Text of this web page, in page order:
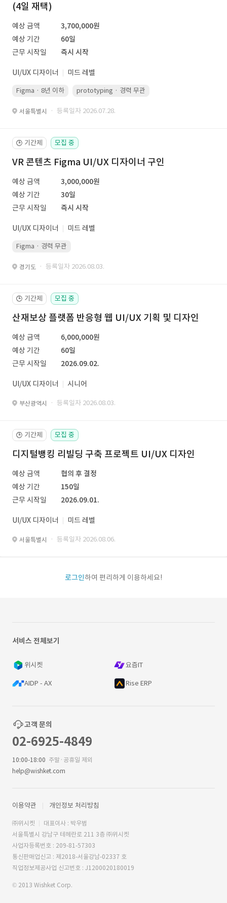
(4일 재택)
예상 금액
3,700,000원
예상 기간
60일
근무 시작일
즉시 시작
UI/UX 디자이너 미드 레벨
Figma · 8년 이하 prototyping · 경력 무관
서울특별시 · 등록일자 2026.07.28.
🕒 기간제 모집 중
VR 콘텐츠 Figma UI/UX 디자이너 구인
예상 금액
3,000,000원
예상 기간
30일
근무 시작일
즉시 시작
UI/UX 디자이너 미드 레벨
Figma · 경력 무관
경기도 · 등록일자 2026.08.03.
🕒 기간제 모집 중
산재보상 플랫폼 반응형 웹 UI/UX 기획 및 디자인
예상 금액
6,000,000원
예상 기간
60일
근무 시작일
2026.09.02.
UI/UX 디자이너 시니어
부산광역시 · 등록일자 2026.08.03.
🕒 기간제 모집 중
디지털뱅킹 리빌딩 구축 프로젝트 UI/UX 디자인
예상 금액
협의 후 결정
예상 기간
150일
근무 시작일
2026.09.01.
UI/UX 디자이너 미드 레벨
서울특별시 · 등록일자 2026.08.06.
로그인하여 편리하게 이용하세요!
서비스 전체보기
위시켓 요즘IT
AIDP - AX Rise ERP
고객 문의
02-6925-4849
10:00-18:00 주말·공휴일 제외
help@wishket.com
이용약관 개인정보 처리방침
㈜위시켓
대표이사 : 박우범
서울특별시 강남구 테헤란로 211 3층 ㈜위시켓
사업자등록번호 : 209-81-57303
통신판매업신고 : 제2018-서울강남-02337 호
직업정보제공사업 신고번호 : J1200020180019
© 2013 Wishket Corp.